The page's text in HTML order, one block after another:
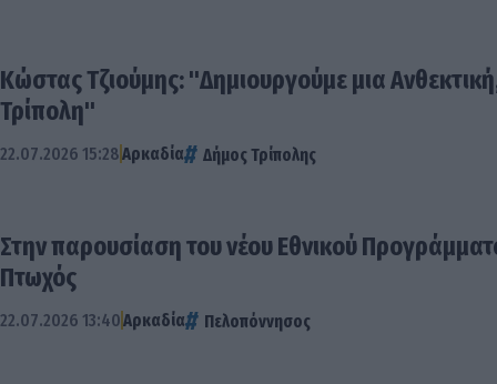
Κώστας Τζιούμης: "Δημιουργούμε μια
Τρίπολη"
22.07.2026 15:28Αρκαδία Δήμος Τρίπολης
Στην παρουσίαση του νέου Εθνικού
Πτωχός
22.07.2026 13:40Αρκαδία Πελοπόννησος